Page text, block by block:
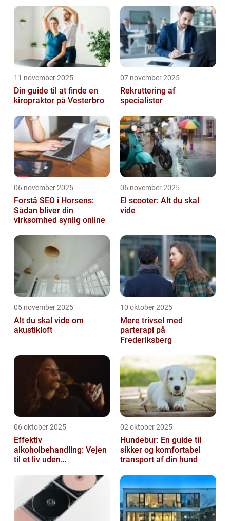
11 november 2025
Din guide til at finde en
kiropraktor på Vesterbro
07 november 2025
Rekruttering af
specialister
06 november 2025
Forstå SEO i Horsens:
Sådan bliver din
virksomhed synlig online
06 november 2025
El scooter: Alt du skal
vide
05 november 2025
Alt du skal vide om
akustikloft
10 oktober 2025
Mere trivsel med
parterapi på
Frederiksberg
06 oktober 2025
Effektiv
alkoholbehandling: Vejen
til et liv uden
02 oktober 2025
Hundebur: En guide til
sikker og komfortabel
transport af din hund